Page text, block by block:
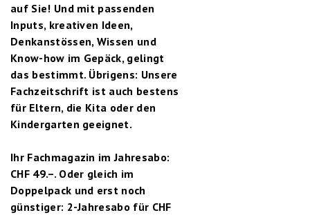
auf Sie! Und mit passenden
Inputs, kreativen Ideen,
Denkanstössen, Wissen und
Know-how im Gepäck, gelingt
das bestimmt. Übrigens: Unsere
Fachzeitschrift ist auch bestens
für Eltern, die Kita oder den
Kindergarten geeignet.
Ihr Fachmagazin im Jahresabo:
CHF 49.–. Oder gleich im
Doppelpack und erst noch
günstiger: 2-Jahresabo für CHF